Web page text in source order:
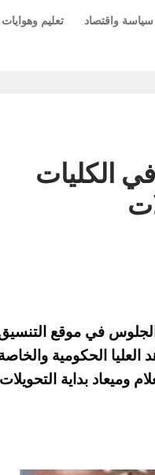
سياسة واقتصاد تعليم وهوايات
استعلم عن نتيجة تنسيق المرحلة الثالثة 2024 في الكليات
الثانوية العامة 2024 ، بالاسم ورقم الجلوس في موقع
العليا الحكومية
طريقة الاستعلام وميعاد بداية التحويلات